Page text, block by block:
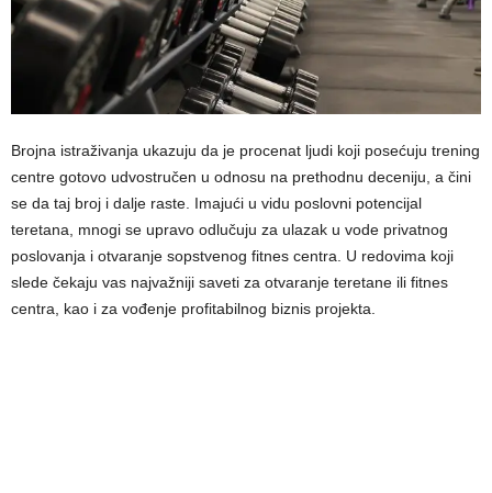
Brojna istraživanja ukazuju da je procenat ljudi koji posećuju trening
centre gotovo udvostručen u odnosu na prethodnu deceniju, a čini
se da taj broj i dalje raste. Imajući u vidu poslovni potencijal
teretana, mnogi se upravo odlučuju za ulazak u vode privatnog
poslovanja i otvaranje sopstvenog fitnes centra. U redovima koji
slede čekaju vas najvažniji saveti za otvaranje teretane ili fitnes
centra, kao i za vođenje profitabilnog biznis projekta.